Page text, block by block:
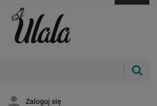
Zaloguj się